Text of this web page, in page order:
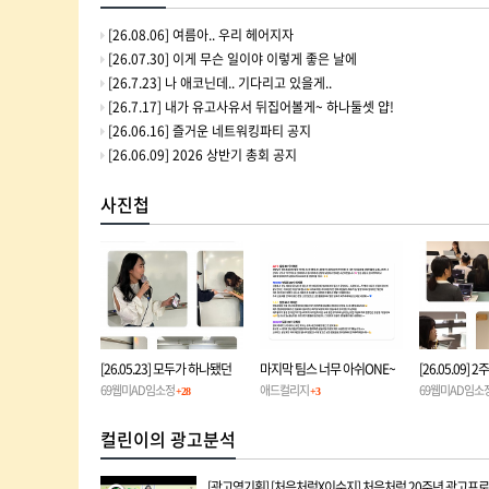
[26.08.06] 여름아.. 우리 헤어지자
[26.07.30] 이게 무슨 일이야 이렇게 좋은 날에
[26.7.23] 나 애코닌데.. 기다리고 있을게..
[26.7.17] 내가 유고사유서 뒤집어볼게~ 하나둘셋 얍!
[26.06.16] 즐거운 네트워킹파티 공지
[26.06.09] 2026 상반기 총회 공지
사진첩
[26.05.23] 모두가 하나됐던
ONE!
69웹미AD임소정+28
마지막 팀스 너무 아쉬ONE~
7주차 정기일정
애드컬리지+3
[26.05.09] 2
ONE 6주차
69웹미AD임소
컬린이의 광고분석